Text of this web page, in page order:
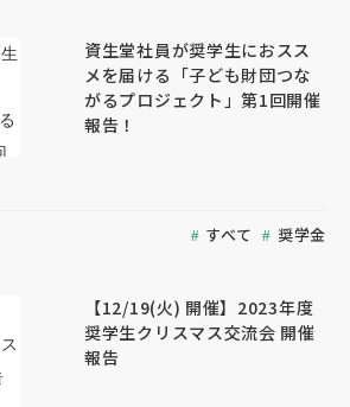
資生堂社員が奨学生におスス
メを届ける「子ども財団つな
がるプロジェクト」第1回開催
報告！
すべて 奨学金
【12/19(火) 開催】2023年度
奨学生クリスマス交流会 開催
報告